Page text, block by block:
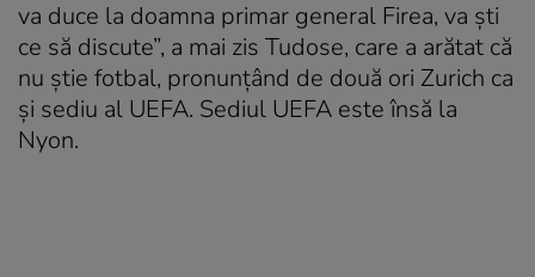
va duce la doamna primar general Firea, va ști
ce să discute”, a mai zis Tudose, care a arătat că
nu știe fotbal, pronunțând de două ori Zurich ca
și sediu al UEFA. Sediul UEFA este însă la
Nyon.